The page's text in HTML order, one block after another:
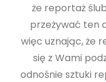
że reportaż
przeżywać ten
więc uznając, że
się z Wami
odnośnie sztuki